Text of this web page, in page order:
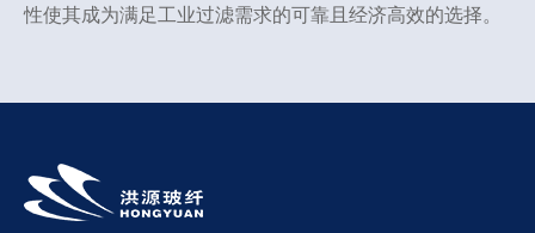
性使其成为满足工业过滤需求的可靠且经济高效的选择。